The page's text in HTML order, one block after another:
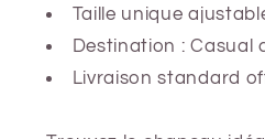
Taille unique
Destination : Casual
Livraison standard